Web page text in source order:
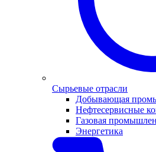
Сырьевые отрасли
Добывающая
Нефтесервисные
Газовая
Энергетика